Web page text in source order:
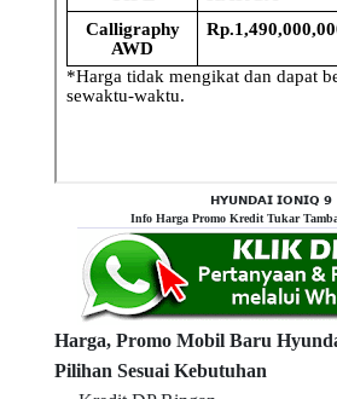
𝗛𝗬𝗨𝗡𝗗𝗔𝗜 𝗜𝗢𝗡𝗜𝗤 𝟵
Info Harga Promo Kredit Tukar
Harga, Promo Mobil Baru
Pilihan Sesuai Kebutuhan